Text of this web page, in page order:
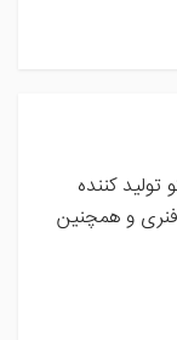
تولید کننده
و همچنین